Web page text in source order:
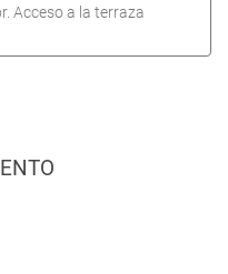
Acceso a la terraza